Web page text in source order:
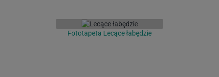
Fototapeta Lecące łabędzie